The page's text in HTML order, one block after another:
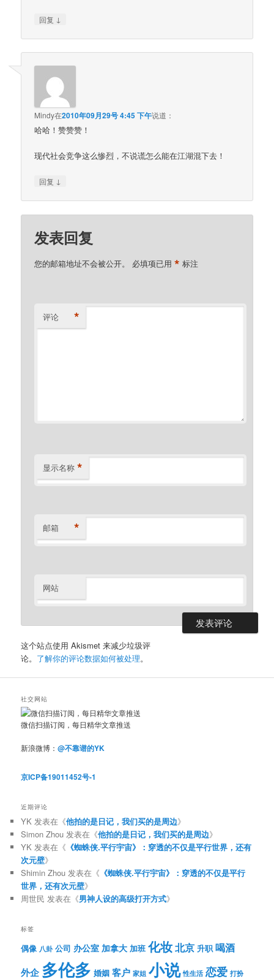
回复 ↓
Mindy在2010年09月29号 4:45 下午说道：
哈哈！赞赞赞！
现代社会竞争这么惨烈，不说谎怎么能在江湖混下去！
回复 ↓
发表回复
您的邮箱地址不会被公开。 必填项已用* 标注
评论 *
显示名称 *
邮箱 *
网站
这个站点使用 Akismet 来减少垃圾评
论。 了解你的评论数据如何被处理。
社交网站
微信扫描订阅，每日精华文章推送
新浪微博：@不靠谱的YK
京ICP备19011452号-1
近期评论
YK 发表在《他拍的是日记，我们买的是周边》
Simon Zhou 发表在《他拍的是日记，我们买的是周边》
YK 发表在《 《蜘蛛侠.平行宇宙》：穿透的不仅是平行世界，还有
次元壁》
Shimin Zhou 发表在《 《蜘蛛侠.平行宇宙》：穿透的不仅是平行
世界，还有次元壁》
周世民 发表在《男神人设的高级打开方式》
标签
偶像 八卦 公司 办公室 加拿大 加班 化妆北京 升职 喝酒
外企 多伦多 婚姻 客户 家姐 小说 性生活 恋爱 打扮